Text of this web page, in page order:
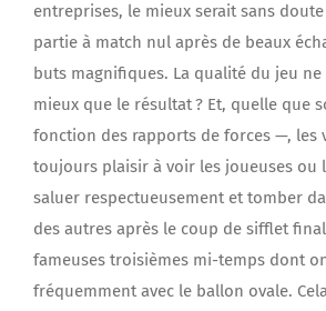
entreprises, le mieux serait sans
partie à match nul après de beaux
buts magnifiques. La qualité du jeu ne
mieux que le résultat ? Et, quelle que
fonction des rapports de forces —, les
toujours plaisir à voir les joueuses ou
saluer respectueusement et tomber
des autres après le coup de sifflet
fameuses troisièmes mi-temps dont
fréquemment avec le ballon ovale.